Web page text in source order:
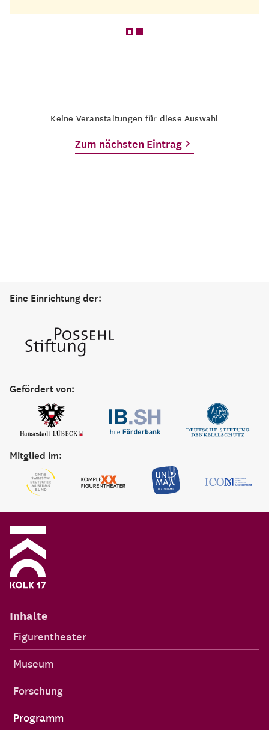
Keine Veranstaltungen für diese Auswahl
Zum nächsten Eintrag
Eine Einrichtung der:
Gefördert von:
Mitglied im:
Inhalte
Figurentheater
Museum
Forschung
Programm